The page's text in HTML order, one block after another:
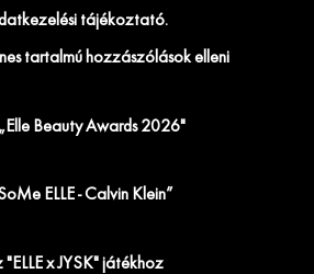
tájékoztató.
tartalmú hozzászólások elleni
Beauty Awards 2026"
ELLE - Calvin Klein”
x JYSK" játékhoz